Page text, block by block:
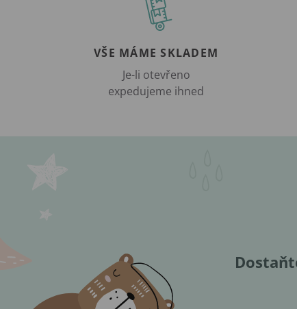
VŠE MÁME SKLADEM
Je-li otevřeno
expedujeme ihned